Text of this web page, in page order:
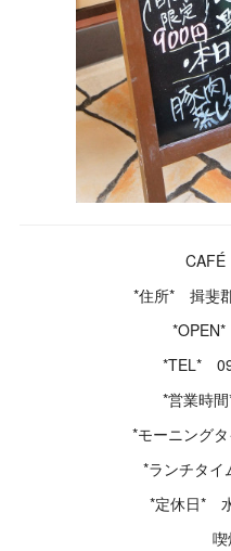
*住所* 揖斐
*TEL*
*営業時
*モーニング
*ランチタ
*定休日*